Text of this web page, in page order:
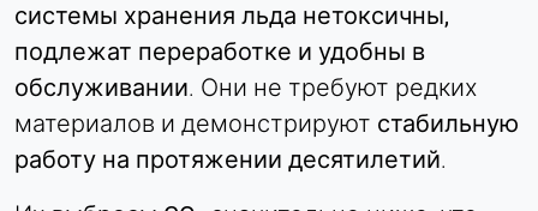
системы хранения льда нетоксичны,
подлежат переработке и удобны в
обслуживании. Они не требуют редких
материалов и демонстрируют стабильную
работу на протяжении десятилетий.